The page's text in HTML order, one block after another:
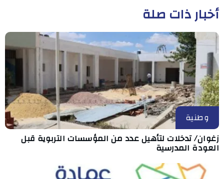
أخبار ذات صلة
وطنية
زغوان/ تدخلات لتأهيل عدد من المؤسسات التربوية قبل
العودة المدرسية